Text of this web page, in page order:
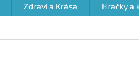
Zdraví a Krása Hračky a